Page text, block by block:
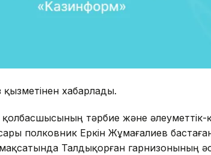
қызметінен хабарлады.
тәрбие және әлеуметтік-
полковник Еркін Жұмағалиев
Талдықорған гарнизонының